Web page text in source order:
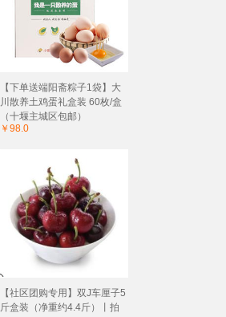
【下单送端阳斋粽子1袋】大
川散养土鸡蛋礼盒装 60枚/盒
（十堰主城区包邮）
￥98.0
【社区团购专用】双J车厘子5
斤盒装（净重约4.4斤）丨拍